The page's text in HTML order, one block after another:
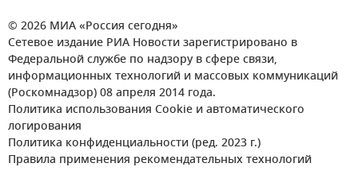
© 2026 МИА «Россия сегодня»
Сетевое издание РИА Новости зарегистрировано в
Федеральной службе по надзору в сфере связи,
информационных технологий и массовых коммуникаций
(Роскомнадзор) 08 апреля 2014 года.
Политика использования Cookie и автоматического
логирования
Политика конфиденциальности (ред. 2023 г.)
Правила применения рекомендательных технологий